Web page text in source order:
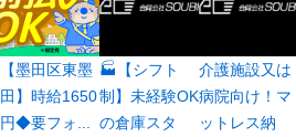
【墨田区東墨
田】時給1650
円◆要フォ...
🏭【シフト
制】未経験OK
の倉庫スタ
介護施設又は
病院向け！マ
ットレス納